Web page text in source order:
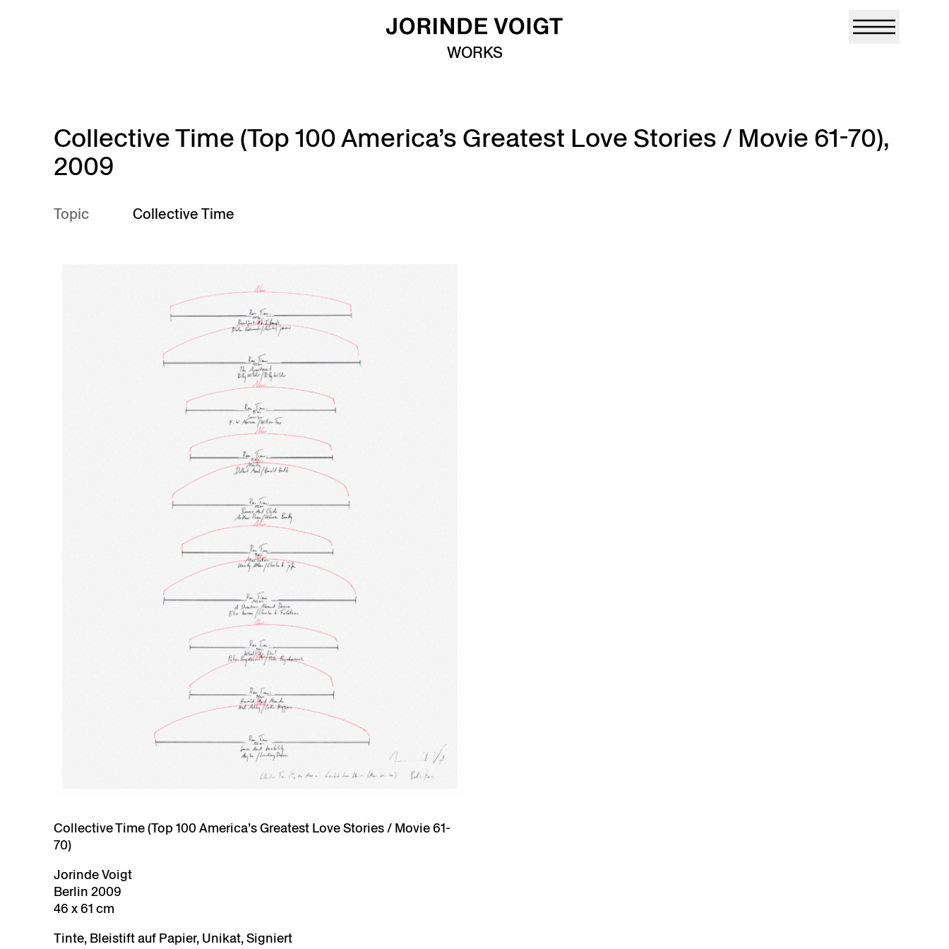
WORKS
Collective Time (Top 100 America’s Greatest Love Stories / Movie 61-70),
2009
Topic Collective Time
Collective Time (Top 100 America’s Greatest Love Stories / Movie 61-
70)
Jorinde Voigt
Berlin 2009
46 x 61 cm
Tinte, Bleistift auf Papier, Unikat, Signiert